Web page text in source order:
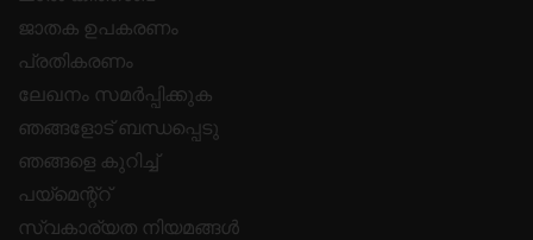
ജാതക ഉപകരണം
പ്രതികരണം
ലേഖനം സമർപ്പിക്കുക
ഞങ്ങളോട് ബന്ധപ്പെടു
ഞങ്ങളെ കുറിച്ച്
പയ്മെന്റ്റ്
സ്വകാര്യത നിയമങ്ങൾ